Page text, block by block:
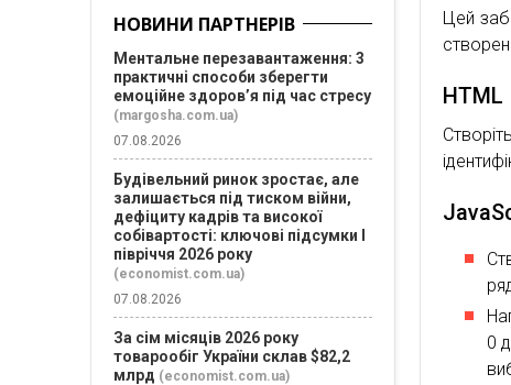
Цей
HTML
0
НОВИНИ ПАРТНЕРІВ
Ментальне перезавантаження: 3
практичні способи зберегти
емоційне здоров’я під час стресу
(margosha.com.ua)
07.08.2026
Будівельний ринок зростає, але
залишається під тиском війни,
дефіциту кадрів та високої
собівартості: ключові підсумки І
півріччя 2026 року
(economist.com.ua)
07.08.2026
За сім місяців 2026 року
товарообіг України склав $82,2
млрд (economist.com.ua)